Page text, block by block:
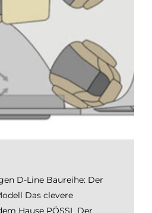
D-Line Baureihe: Der
Das clevere
Hause PÖSSL Der